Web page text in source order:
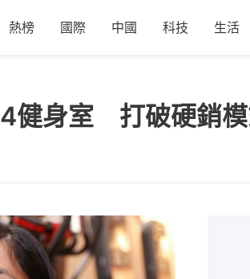
熱榜 國際 中國 科技 生活
健身室 打破硬銷